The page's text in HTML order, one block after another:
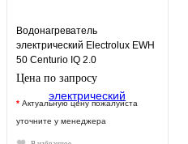
Водонагреватель
электрический Electrolux EWH
50 Centurio IQ 2.0
Цена по запросу
* Актуальную цену пожалуйста
уточните у менеджера